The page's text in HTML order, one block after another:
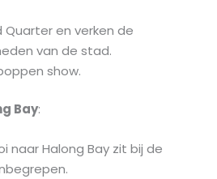
Quarter en verken de
van de stad.
show.
Bay:
naar Halong Bay zit bij de